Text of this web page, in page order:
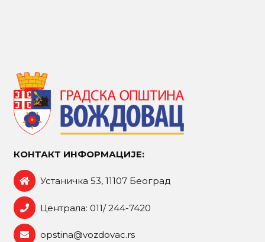
КОНТАКТ ИНФОРМАЦИЈЕ:
Устаничка 53, 11107 Београд
Централа: 011/ 244-7420
opstina@vozdovac.rs